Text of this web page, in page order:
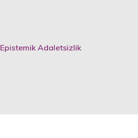
Epistemik Adaletsizlik